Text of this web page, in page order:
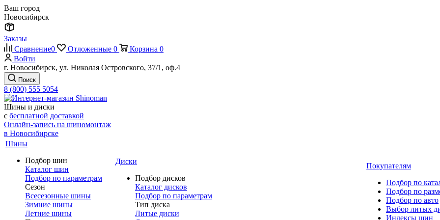
Ваш город
Новосибирск
Заказы
Сравнение0 Отложенные 0 Корзина 0
Войти
г. Новосибирск, ул. Николая Островского, 37/1, оф.4
Поиск
8 (800) 555 5054
Шины и диски
с бесплатной доставкой
Онлайн-запись на шиномонтаж
в Новосибирске
Шины
Подбор шин
Каталог шин
Подбор по параметрам
Сезон
Всесезонные шины
Зимние шины
Летние шины
Диски
Подбор дисков
Каталог дисков
Подбор по параметрам
Тип диска
Литые диски
Покупателям
Подбор по
Подбор по
Подбор по авто
Выбор литых
Индексы шин